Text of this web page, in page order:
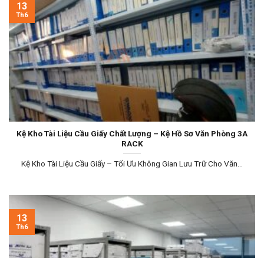
Kệ Kho Tài Liệu Cầu Giấy Chất Lượng – Kệ Hồ Sơ Văn Phòng 3A
RACK
Kệ Kho Tài Liệu Cầu Giấy – Tối Ưu Không Gian Lưu Trữ Cho Văn...
13
Th6
13
Th6